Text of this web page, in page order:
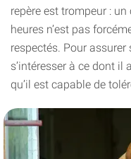
repère est trompeur :
heures n’est pas
respectés. Pour
s’intéresser à ce dont il
qu’il est capable de